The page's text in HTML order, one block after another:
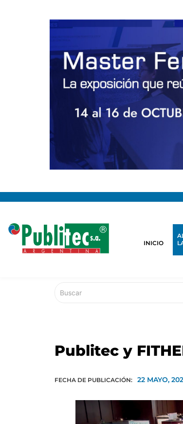
INICIO
Publitec y
FECHA DE PUBLICACIÓN: 22 MAYO,